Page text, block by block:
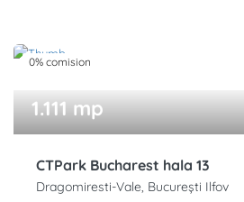
0% comision
1.111 mp
CTPark Bucharest hala 13
Dragomiresti-Vale, București Ilfov